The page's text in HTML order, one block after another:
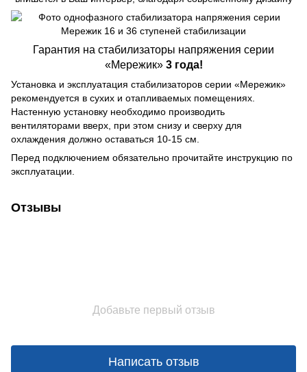
Гарантия на стабилизаторы напряжения серии
«Мережик» 3 года!
Установка и эксплуатация стабилизаторов серии «Мережик»
рекомендуется в сухих и отапливаемых помещениях.
Настенную установку необходимо производить
вентиляторами вверх, при этом снизу и сверху для
охлаждения должно оставаться 10-15 см.
Перед подключением обязательно прочитайте инструкцию по
эксплуатации.
Отзывы
Добавьте первый отзыв
Написать отзыв